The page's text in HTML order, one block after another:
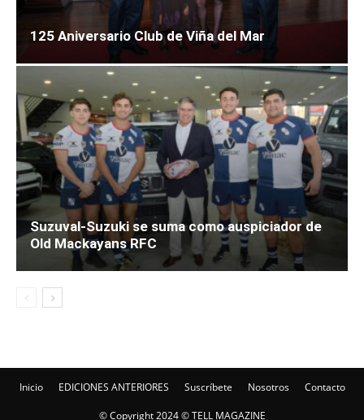
125 Aniversario Club de Viña del Mar
Suzuval-Suzuki se suma como auspiciador de
Old Mackayans RFC
Inicio EDICIONES ANTERIORES Suscríbete Nosotros Contacto
© Copyright 2024 © TELL MAGAZINE